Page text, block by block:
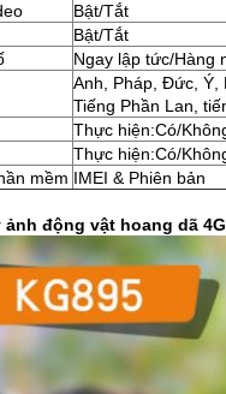
Bật/Tắt
Bật/Tắt
Ngay lập tức/Hàng
Anh, Pháp, Đức, Ý,
Tiếng Phần Lan,
Thực hiện:Có/
Thực hiện:Có/
mềm IMEI & Phiên bản
ảnh động vật hoang dã 4G